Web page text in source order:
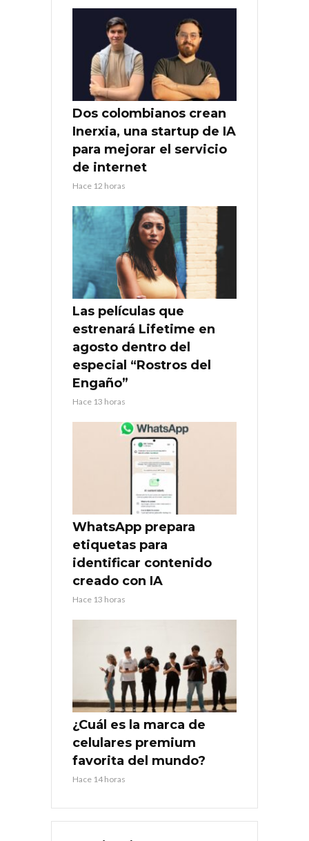
Dos colombianos crean
Inerxia, una startup de IA
para mejorar el servicio
de internet
Hace 12 horas
Las películas que
estrenará Lifetime en
agosto dentro del
especial “Rostros del
Engaño”
Hace 13 horas
WhatsApp prepara
etiquetas para
identificar contenido
creado con IA
Hace 13 horas
¿Cuál es la marca de
celulares premium
favorita del mundo?
Hace 14 horas